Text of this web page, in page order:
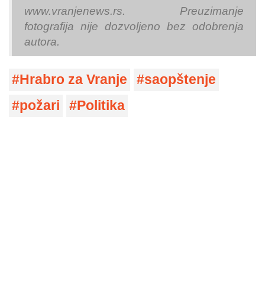
www.vranjenews.rs. Preuzimanje
fotografija nije dozvoljeno bez odobrenja
autora.
Hrabro za Vranje
saopštenje
požari
Politika